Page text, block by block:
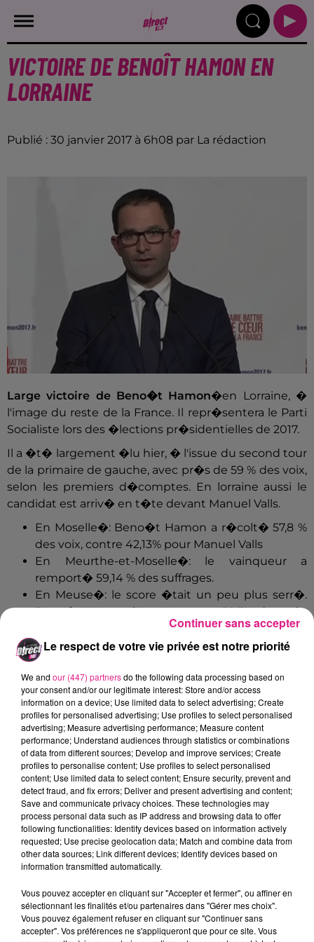
VICTOIRE DE BENOÎT HAMON EN
LORRAINE
Publié : 30 janvier 2017 à 6h08 par La rédaction
Large victoire de Beno�t Hamon�en Lorraine, �
l'image du reste de la France. Il repr�sentera le Parti
Socialiste lors des �lections pr�sidentielles de 2017.
Il a �t� largement �lu hier, � l'issue du second tour
de la primaire de gauche, avec pr�s de 59 % des voix,
selon les premiers d�comptes. En lorraine aussi le
candidat est arriv� en t�te devant Manuel Valls.
En Moselle�: Beno�t Hamon a r�colt� 57,8 %
des voix, contre 42,13% pour Manuel Valls
En Meurthe-et-Moselle�: le vainqueur a
remport� 59,14 % des suffrages.
En Meuse�: le score �tait un peu plus serr�.
Beno�t Hamon l'emporte avec 50,7% des voix,
contre 49,3 % des suffrages pour Manuel Valls.
Enfin dans les Vosges, Beno�t Hamon a obtenu
57,03 % des suffrages.
A noter que c'est � Nancy que le vainqueur a
remport� le plus de suffrages, avec plus de 66% des
voix.
Cr�dit Photo : Capture d'�cran Beno�tHamon2017
FIL ACTUS
7 août 2026
Lorraine : une journée pas comme les autres au Parc animalier de...
6 août 2026
Metz : une distribution de lunette gratuite pour voir l’éclipse
5 août 2026
4 août 2026
Officiel : Gauthier Hein quitte le FC Metz pour l'OGC Nice
4 août 2026
Le respect de votre vie privée est notre priorité
We and our (447) partnersdo the following data processing based on
your consent and/or our legitimate interest: Store and/or access
information on a device; Use limited data to select advertising; Create
profiles for personalised advertising; Use profiles to select personalised
advertising; Measure advertising performance; Measure content
performance; Understand audiences through statistics or combinations
of data from different sources; Develop and improve services; Create
profiles to personalise content; Use profiles to select personalised
content; Use limited data to select content; Ensure security, prevent and
detect fraud, and fix errors; Deliver and present advertising and content;
Save and communicate privacy choices. These technologies may
process personal data such as IP address and browsing data to offer
following functionalities: Identify devices based on information actively
requested; Use precise geolocation data; Match and combine data from
other data sources; Link different devices; Identify devices based on
information transmitted automatically.
Vous pouvez accepter en cliquant sur "Accepter et fermer", ou affiner en
sélectionnant les finalités et/ou partenaires dans "Gérer mes choix".
Vous pouvez également refuser en cliquant sur "Continuer sans
accepter". Vos préférences ne s'appliqueront que pour ce site. Vous
Continuer sans accepter